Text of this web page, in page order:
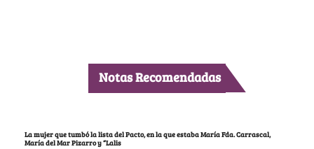
Notas Recomendadas
La mujer que tumbó la lista del Pacto, en la que estaba María Fda. Carrascal,
María del Mar Pizarro y “Lalis